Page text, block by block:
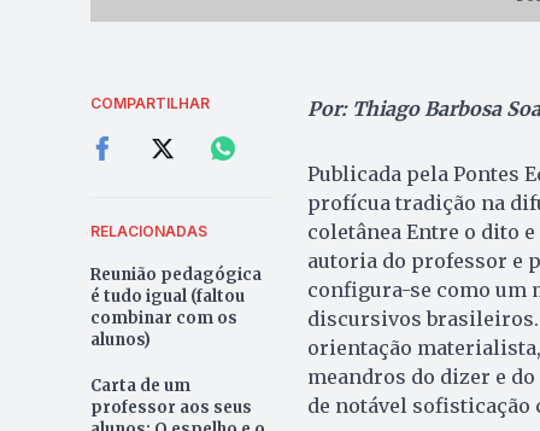
COMPARTILHAR
RELACIONADAS
Reunião pedagógica
é tudo igual (faltou
combinar com os
alunos)
Carta de um
professor aos seus
Por: Thiago Barbosa
Publicada pela Pontes
profícua tradição na
coletânea Entre o dito
autoria do professor e
configura-se como um
discursivos brasileiros.
orientação
meandros do dizer e
de notável sofisticação